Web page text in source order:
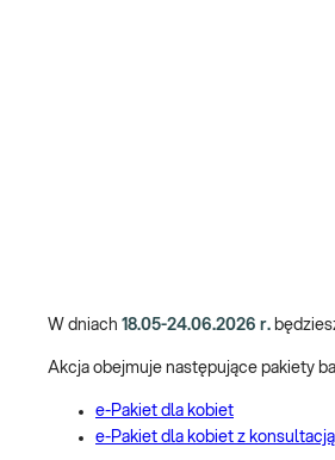
W dniach 18.05-24.06.2026 r.
Akcja obejmuje następujące pakiety
e-Pakiet dla kobiet
e-Pakiet dla kobiet z konsultacją